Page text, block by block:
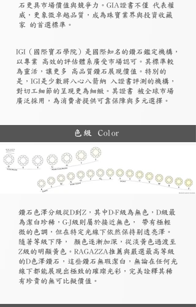
石更具市場價值與競爭力。GIA證書不僅 代表權
威，更象徵卓越品質，成為珠寶業界與投資收藏
家 的首選標準。
​IGI（國際寶石學院）是國際知名的鑽石鑑定機構，
以專業 高效的評估體系廣受市場認可。其標準較
為靈活，讓更多 高品質鑽石展現價值。特別的
是，IGI是少數將八心八箭納 入證書評測的機構，
對切工細節的呈現更為細緻。其證書 被全球市場
廣泛採用，為消費者提供可靠保障與多元選擇。
色級 Color
鑽石色澤分級從D到Z，其中D-F級為無色，D級最
為潔白珍稀，G-J級則屬於接近無色， 帶有極輕
微的色調，但在特定光線下依然保持剔透亮澤。
隨著等級下降， 顏色逐漸加深，從淡黃色過渡至
Z級的明顯黃色。RAGAZZA推薦與嚴選最高等級
的D色澤鑽石，這些鑽石無瑕潔白，無論在任何光
線下都能展現出極致的璀璨光彩，完美詮釋其稀
有珍貴的無可比擬價值。